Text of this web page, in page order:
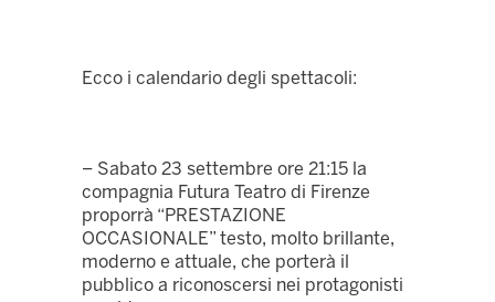
Ecco i calendario degli spettacoli:
– Sabato 23 settembre ore 21:15 la
compagnia Futura Teatro di Firenze
proporrà “PRESTAZIONE
OCCASIONALE” testo, molto brillante,
moderno e attuale, che porterà il
pubblico a riconoscersi nei protagonisti